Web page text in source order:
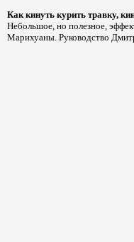
Как кинуть курить травку,
Небольшое, но полезное,
Марихуаны. Руководство